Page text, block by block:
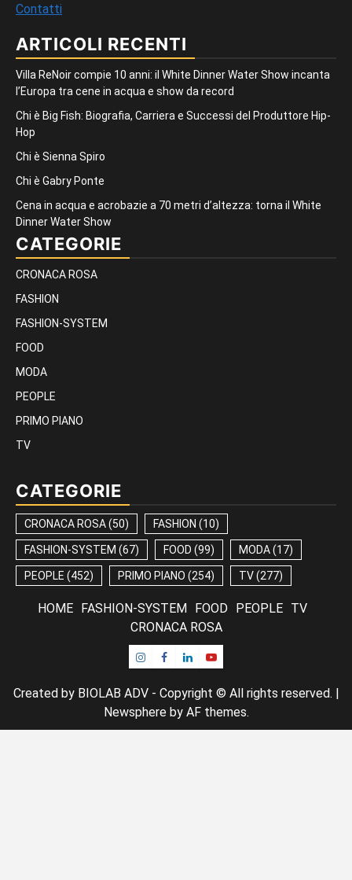
Contatti
ARTICOLI RECENTI
Villa ReNoir compie 10 anni: il White Dinner Water Show incanta
l’Europa tra cene in acqua e show da record
Chi è Big Fish: Biografia, Carriera e Successi del Produttore Hip-
Hop
Chi è Sienna Spiro
Chi è Gabry Ponte
Cena in acqua e acrobazie a 70 metri d’altezza: torna il White
Dinner Water Show
CATEGORIE
CRONACA ROSA
FASHION
FASHION-SYSTEM
FOOD
MODA
PEOPLE
PRIMO PIANO
TV
CATEGORIE
CRONACA ROSA(50) FASHION (10)
FASHION-SYSTEM (67) FOOD (99) MODA(17)
PEOPLE (452) PRIMO PIANO (254) TV(277)
HOME FASHION-SYSTEM FOOD PEOPLE
TV
CRONACA ROSA
Instagram
Facebook
LinkedinYoutube
Created by BIOLAB ADV - Copyright © All rights reserved. |
Newsphereby AF themes.